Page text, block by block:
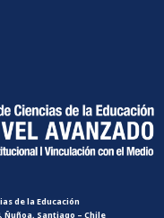
de la Educación
Ñuñoa, Santiago – Chile